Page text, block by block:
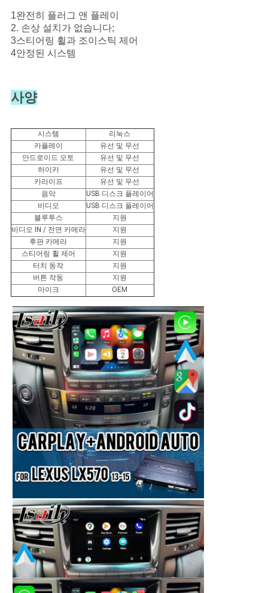
PRIVACY
POLICY
1완전히 플러그 앤 플레이
2. 손상 설치가 없습니다;
3스티어링 휠과 조이스틱 제어
4안정된 시스템
사양
시스템
리눅스
카플레이
유선 및 무선
안드로이드 오토
유선 및 무선
하이카
유선 및 무선
카라이프
유선 및 무선
음악
USB 디스크 플레이어
비디오
USB 디스크 플레이어
블루투스
지원
비디오 IN / 전면 카메라
지원
후판 카메라
지원
스티어링 휠 제어
지원
터치 동작
지원
버튼 작동
지원
마이크
OEM